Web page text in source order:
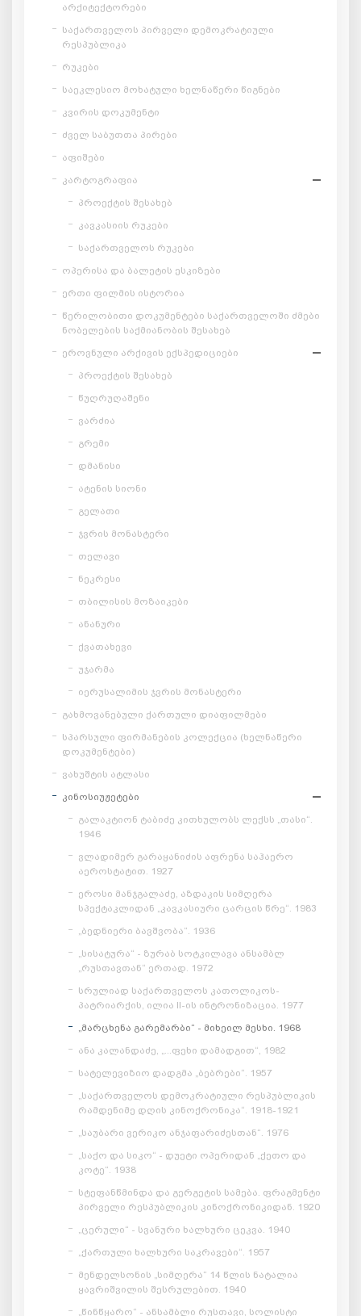
არქიტექტორები
საქართველოს პირველი დემოკრატიული
რესპუბლიკა
რუკები
საეკლესიო მოხატული ხელნაწერი წიგნები
კვირის დოკუმენტი
ძველ საბუთთა პირები
აფიშები
კარტოგრაფია
პროექტის შესახებ
კავკასიის რუკები
საქართველოს რუკები
ოპერისა და ბალეტის ესკიზები
ერთი ფილმის ისტორია
წერილობითი დოკუმენტები საქართველოში ძმები
ნობელების საქმიანობის შესახებ
ეროვნული არქივის ექსპედიციები
პროექტის შესახებ
წუღრუღაშენი
ვარძია
გრემი
დმანისი
ატენის სიონი
გელათი
ჯვრის მონასტერი
თელავი
ნეკრესი
თბილისის მოზაიკები
ანანური
ქვათახევი
უჯარმა
იერუსალიმის ჯვრის მონასტერი
გახმოვანებული ქართული დიაფილმები
სპარსული ფირმანების კოლექცია (ხელნაწერი
დოკუმენტები)
ვახუშტის ატლასი
კინოსიუჟეტები
გალაკტიონ ტაბიძე კითხულობს ლექსს „თასი“.
1946
ვლადიმერ გარაყანიძის აფრენა საჰაერო
აეროსტატით. 1927
ეროსი მანჯგალაძე, აზდაკის სიმღერა
სპექტაკლიდან „კავკასიური ცარცის წრე“. 1983
„ბედნიერი ბავშვობა“. 1936
„სისატურა“ - ზურაბ სოტკილავა ანსამბლ
„რუსთავთან“ ერთად. 1972
სრულიად საქართველოს კათოლიკოს-
პატრიარქის, ილია II-ის ინტრონიზაცია. 1977
„მარცხენა გარემარბი“ - მიხეილ მესხი. 1968
ანა კალანდაძე, „...ფეხი დამადგით“, 1982
სატელევიზიო დადგმა „ბებრები“. 1957
„საქართველოს დემოკრატიული რესპუბლიკის
რამდენიმე დღის კინოქრონიკა“. 1918-1921
„საუბარი ვერიკო ანჯაფარიძესთან“. 1976
„საქო და სიკო“ - დუეტი ოპერიდან „ქეთო და
კოტე“. 1938
სტეფანწმინდა და გერგეტის სამება. ფრაგმენტი
პირველი რესპუბლიკის კინოქრონიკიდან. 1920
„ცერული“ - სვანური ხალხური ცეკვა. 1940
„ქართული ხალხური საკრავები“. 1957
მენდელსონის „სიმღერა“ 14 წლის ნატალია
ყავრიშვილის შესრულებით. 1940
„წინწყარო“ - ანსამბლი რუსთავი, სოლისტი